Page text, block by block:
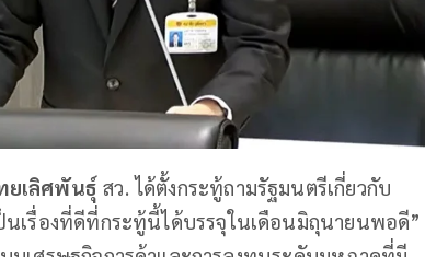
ยเลิศพันธุ์ สว. ได้ตั้งกระทู้ถามรัฐมนตรีเกี่ยวกับ
นเรื่องที่ดีที่กระทู้นี้ได้บรรจุในเดือนมิถุนายนพอดี”